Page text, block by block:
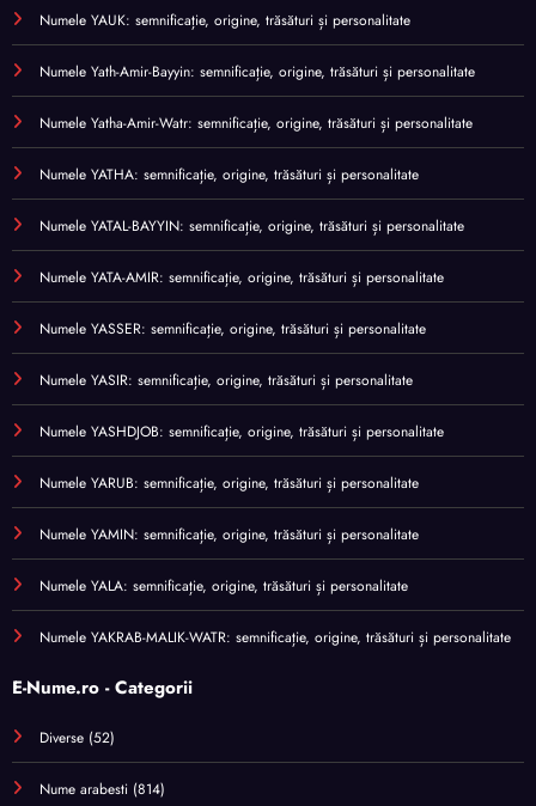
Numele YAUK: semnificație, origine, trăsături și personalitate
Numele Yath-Amir-Bayyin: semnificație, origine, trăsături și personalitate
Numele Yatha-Amir-Watr: semnificație, origine, trăsături și personalitate
Numele YATHA: semnificație, origine, trăsături și personalitate
Numele YATAL-BAYYIN: semnificație, origine, trăsături și personalitate
Numele YATA-AMIR: semnificație, origine, trăsături și personalitate
Numele YASSER: semnificație, origine, trăsături și personalitate
Numele YASIR: semnificație, origine, trăsături și personalitate
Numele YASHDJOB: semnificație, origine, trăsături și personalitate
Numele YARUB: semnificație, origine, trăsături și personalitate
Numele YAMIN: semnificație, origine, trăsături și personalitate
Numele YALA: semnificație, origine, trăsături și personalitate
Numele YAKRAB-MALIK-WATR: semnificație, origine, trăsături și personalitate
E-Nume.ro - Categorii
Diverse (52)
Nume arabesti (814)